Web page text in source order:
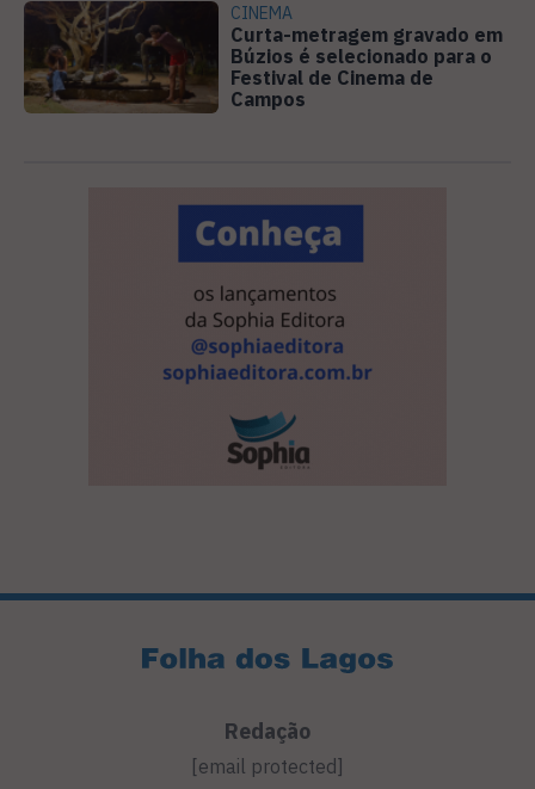
CINEMA
Curta-metragem gravado em
Búzios é selecionado para o
Festival de Cinema de
Campos
Redação
[email protected]